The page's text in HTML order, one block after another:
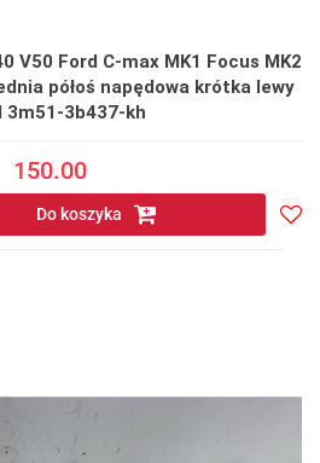
V50 Ford C-max MK1 Focus MK2
półoś napędowa krótka lewy
3m51-3b437-kh
150.00
Do koszyka